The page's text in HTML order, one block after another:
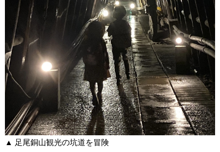
▲ 足尾銅山観光の坑道を冒険